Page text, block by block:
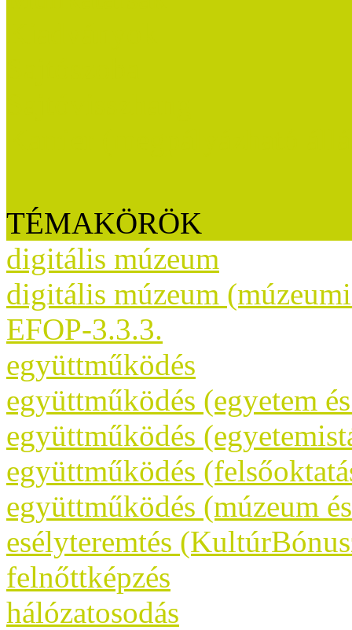
TÉMAKÖRÖK
digitális múzeum
digitális múzeum
EFOP-3.3.3.
együttműködés
együttműködés (egyetem
együttműködés
együttműködés
együttműködés (múzeum
esélyteremtés
felnőttképzés
hálózatosodás